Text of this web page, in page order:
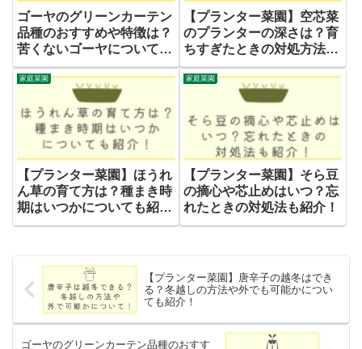
ゴーヤのグリーンカーテン
品種のおすすめや特徴は？
苦くないゴーヤについて
も！
【プランター菜園】空芯菜
のプランターの深さは？育
ちすぎたときの対処方法
も！
家庭菜園
【プランター菜園】ほうれ
ん草の育て方は？種まき時
期はいつかについても紹
介！
家庭菜園
【プランター菜園】そら豆
の摘心や芯止めはいつ？忘
れたときの対処法も紹介！
【プランター菜園】唐辛子の越冬はでき
る？冬越しの方法や外でも可能かについ
ても紹介！
ゴーヤのグリーンカーテン品種のおすす